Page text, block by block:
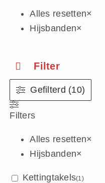
Filter
Gefilterd (10)
Filters
Alles resetten×
Hijsbanden×
Kettingtakels(1)
Alles resetten×
Hijsbanden×